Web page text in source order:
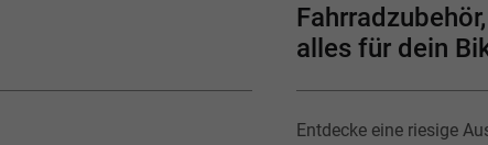
alles für dein
Entdecke eine riesige